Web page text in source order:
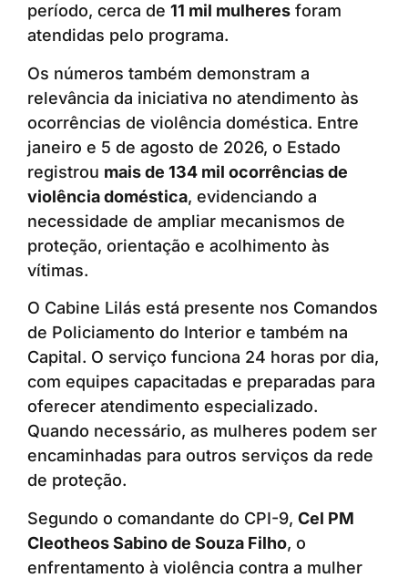
período, cerca de 11 mil mulheres foram
atendidas pelo programa.
Os números também demonstram a
relevância da iniciativa no atendimento às
ocorrências de violência doméstica. Entre
janeiro e 5 de agosto de 2026, o Estado
registrou mais de 134 mil ocorrências de
violência doméstica, evidenciando a
necessidade de ampliar mecanismos de
proteção, orientação e acolhimento às
vítimas.
O Cabine Lilás está presente nos Comandos
de Policiamento do Interior e também na
Capital. O serviço funciona 24 horas por dia,
com equipes capacitadas e preparadas para
oferecer atendimento especializado.
Quando necessário, as mulheres podem ser
encaminhadas para outros serviços da rede
de proteção.
Segundo o comandante do CPI-9, Cel PM
Cleotheos Sabino de Souza Filho, o
enfrentamento à violência contra a mulher